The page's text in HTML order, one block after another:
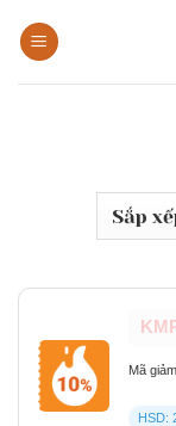
qua
Mã
HSD: